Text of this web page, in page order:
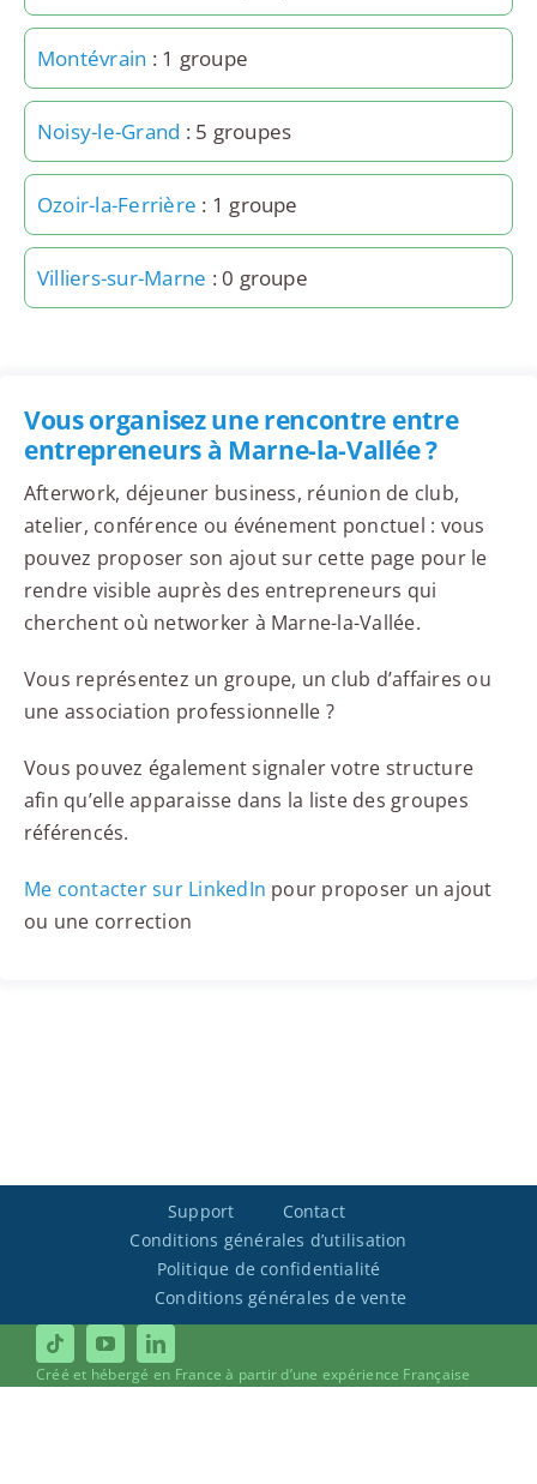
Montévrain : 1 groupe
Noisy-le-Grand : 5 groupes
Ozoir-la-Ferrière : 1 groupe
Villiers-sur-Marne : 0 groupe
Vous organisez une rencontre entre
entrepreneurs à Marne-la-Vallée ?
Afterwork, déjeuner business, réunion de club,
atelier, conférence ou événement ponctuel : vous
pouvez proposer son ajout sur cette page pour le
rendre visible auprès des entrepreneurs qui
cherchent où networker à Marne-la-Vallée.
Vous représentez un groupe, un club d’affaires ou
une association professionnelle ?
Vous pouvez également signaler votre structure
afin qu’elle apparaisse dans la liste des groupes
référencés.
Me contacter sur LinkedIn pour proposer un ajout
ou une correction
Support
Contact
Conditions générales d’utilisation
Politique de confidentialité
Conditions générales de vente
Créé et hébergé en France à partir d’une expérience Française